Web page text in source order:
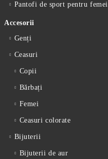
Pantofi de sport pentru femei
Accesorii
Genți
Ceasuri
Copii
Bărbați
Femei
Ceasuri colorate
Bijuterii
Bijuterii de aur